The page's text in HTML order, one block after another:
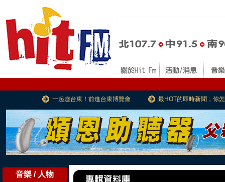
一起趣台東！前進台東博覽會 最HOT的即時新聞，你
音樂 / 人物